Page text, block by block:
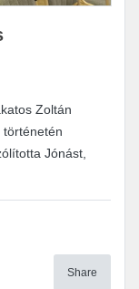
Zoltán
történetén
Jónást,
Share